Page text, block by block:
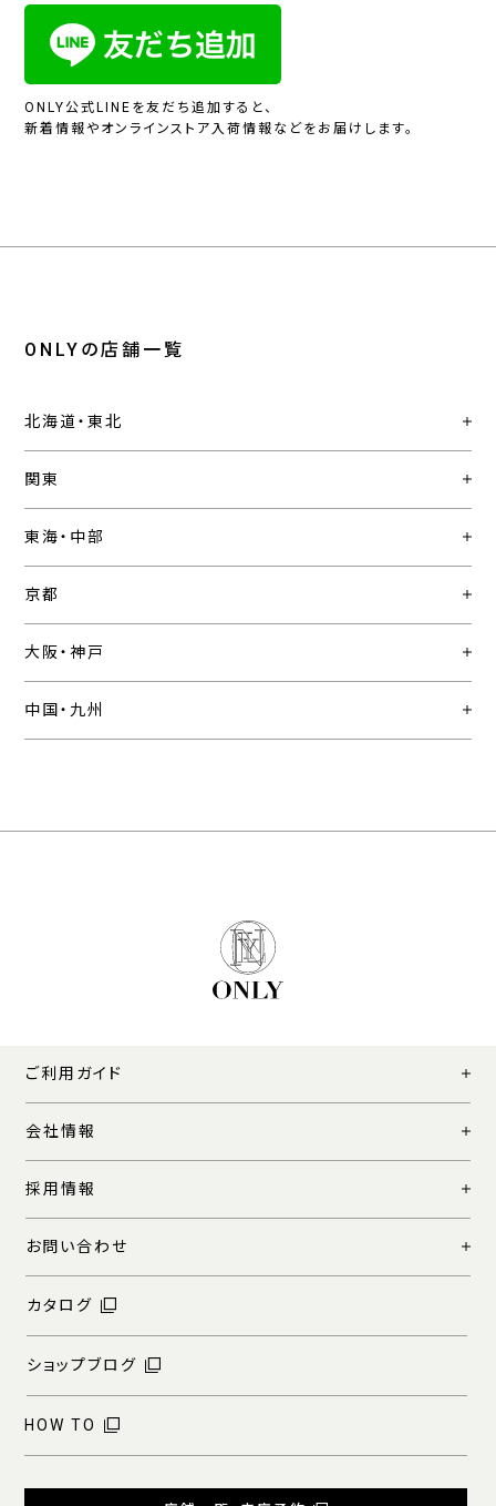
ONLY公式LINEを友だち追加すると、
新着情報やオンラインストア入荷情報などをお届けします。
ONLYの店舗一覧
北海道・東北
関東
東海・中部
京都
大阪・神戸
中国・九州
ご利用ガイド
会社情報
採用情報
お問い合わせ
カタログ
ショップブログ
HOW TO